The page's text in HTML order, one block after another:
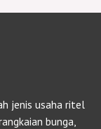
jenis usaha ritel
bunga,